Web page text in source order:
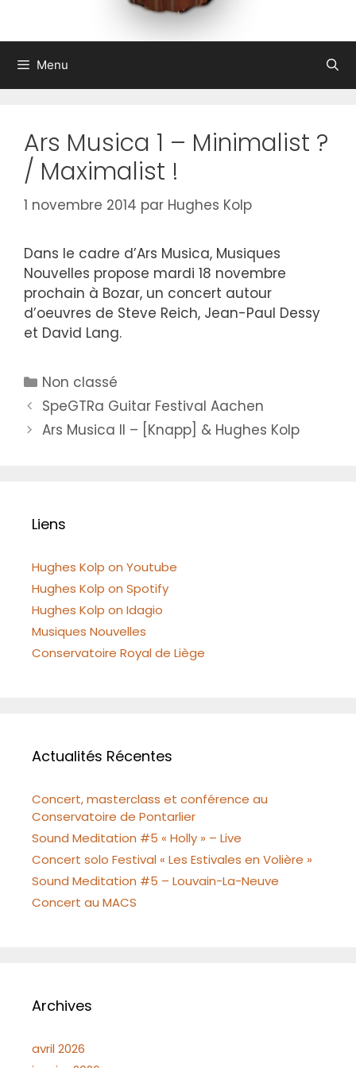
Menu
Ars Musica 1 – Minimalist ?
/ Maximalist !
1 novembre 2014 par Hughes Kolp
Dans le cadre d’Ars Musica, Musiques
Nouvelles propose mardi 18 novembre
prochain à Bozar, un concert autour
d’oeuvres de Steve Reich, Jean-Paul Dessy
et David Lang.
Catégories
Non classé
SpeGTRa Guitar Festival Aachen
Ars Musica II – [Knapp] & Hughes Kolp
Liens
Hughes Kolp on Youtube
Hughes Kolp on Spotify
Hughes Kolp on Idagio
Musiques Nouvelles
Conservatoire Royal de Liège
Actualités Récentes
Concert, masterclass et conférence au
Conservatoire de Pontarlier
Sound Meditation #5 « Holly » – Live
Concert solo Festival « Les Estivales en Volière »
Sound Meditation #5 – Louvain-La-Neuve
Concert au MACS
Archives
avril 2026